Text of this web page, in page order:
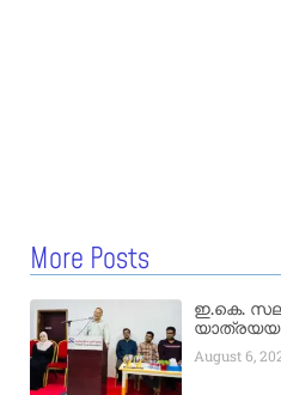
More Posts
ഇ.കെ.
August 6,